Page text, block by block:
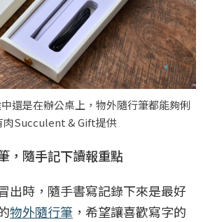
還是在辦公桌上，物外隨行筆都能夠俐
肉Succulent & Gift提供
，隨手記下讀報重點
出時，隨手書寫記錄下來是最好
物外隨行筆 ，希望讓喜歡寫字的